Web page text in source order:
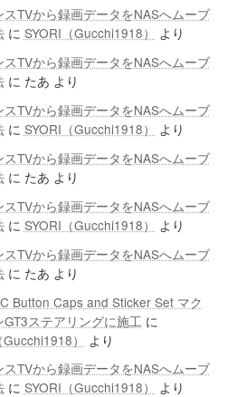
スTVから録画データをNASへムーブ
に SYORI（Gucchi1918）
より
スTVから録画データをNASへムーブ
に たあ より
スTVから録画データをNASへムーブ
に SYORI（Gucchi1918）
より
スTVから録画データをNASへムーブ
に たあ より
スTVから録画データをNASへムーブ
に SYORI（Gucchi1918）
より
スTVから録画データをNASへムーブ
に たあ より
Button Caps and Sticker Set マク
GT3ステアリングに施工 に
）
より
スTVから録画データをNASへムーブ
に SYORI（Gucchi1918） より